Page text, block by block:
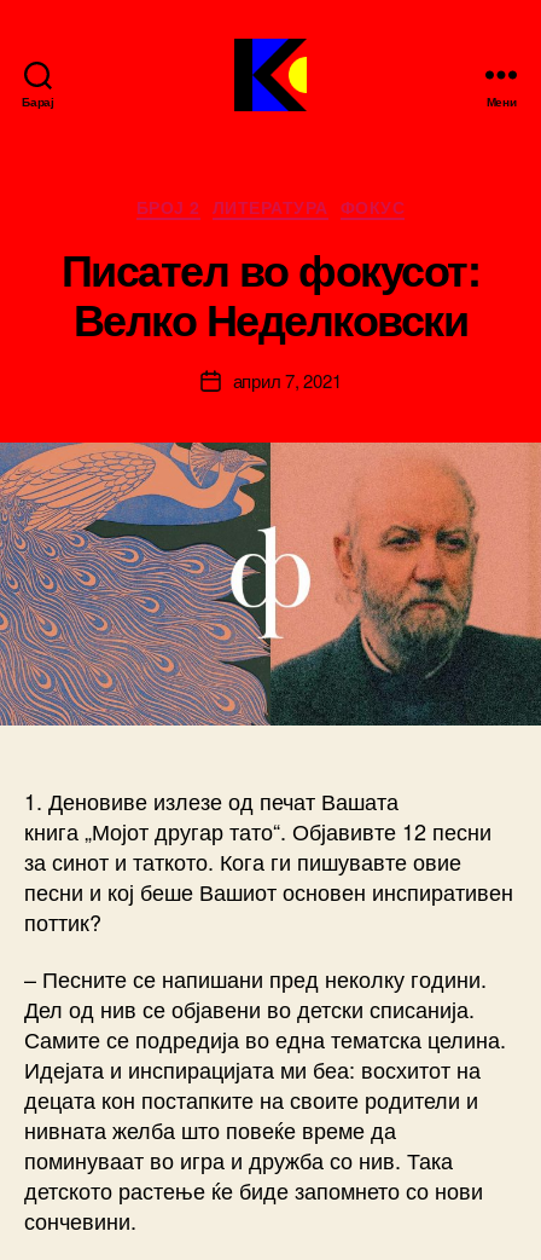
Барај Мени
Categories
БРОЈ 2 ЛИТЕРАТУРА ФОКУС
Писател во фокусот:
Велко Неделковски
author
B
y
ki
ic
Postаприл 7, 2021
1. Деновиве излезе од печат Вашата
книга „Мојот другар тато“. Објавивте 12 песни
за синот и таткото. Кога ги пишувавте овие
песни и кој беше Вашиот основен инспиративен
поттик?
– Песните се напишани пред неколку години.
Дел од нив се објавени во детски списанија.
Самите се подредија во една тематска целина.
Идејата и инспирацијата ми беа: восхитот на
децата кон постапките на своите родители и
нивната желба што повеќе време да
поминуваат во игра и дружба со нив. Така
детското растење ќе биде запомнето со нови
сончевини.